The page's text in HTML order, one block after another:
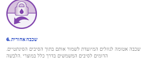
6. שכבה אחורית
שכבה אטומה לנוזלים המיועדת לשמור אותם בתוך הסיבים הסינתטיים.
הדומים לסיבים המשמשים בדרך כלל במוצרי .הלבשה